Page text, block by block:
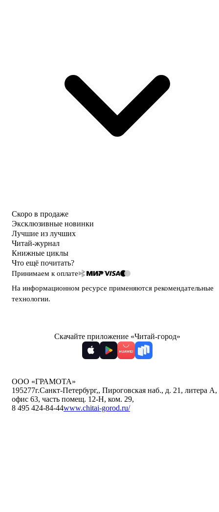
Скоро в продаже
Эксклюзивные новинки
Лучшие из лучших
Читай-журнал
Книжные циклы
Что ещё почитать?
Принимаем к оплате
На информационном ресурсе применяются рекомендательные
технологии.
Скачайте приложение «Читай-город»
ООО «ГРАМОТА»
195277г.Санкт-Петербург,, Пироговская наб., д. 21, литера А,
офис 63, часть помещ. 12-Н, ком. 29,
8 495 424-84-44www.chitai-gorod.ru/